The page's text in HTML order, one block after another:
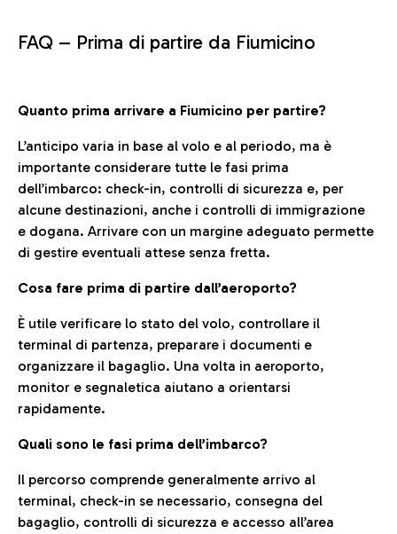
FAQ – Prima di partire da Fiumicino
Quanto prima arrivare a Fiumicino per partire?
L’anticipo varia in base al volo e al periodo, ma è
importante considerare tutte le fasi prima
dell’imbarco: check-in, controlli di sicurezza e, per
alcune destinazioni, anche i controlli di immigrazione
e dogana. Arrivare con un margine adeguato permette
di gestire eventuali attese senza fretta.
Cosa fare prima di partire dall’aeroporto?
È utile verificare lo stato del volo, controllare il
terminal di partenza, preparare i documenti e
organizzare il bagaglio. Una volta in aeroporto,
monitor e segnaletica aiutano a orientarsi
rapidamente.
Quali sono le fasi prima dell’imbarco?
Il percorso comprende generalmente arrivo al
terminal, check-in se necessario, consegna del
bagaglio, controlli di sicurezza e accesso all’area